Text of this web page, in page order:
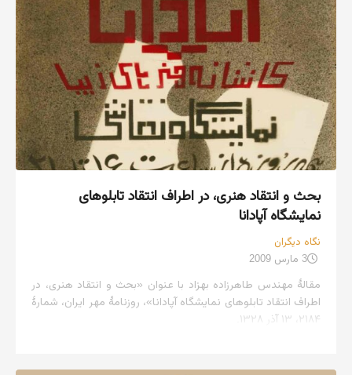
بحث و انتقاد هنری، در اطراف انتقاد تابلوهای
نمایشگاه آپادانا
نگاه دیگران
3 مارس 2009
مقالهٔ مهندس طاهرزاده بهزاد با عنوان «بحث و انتقاد هنری، در
اطراف انتقاد تابلوهای نمایشگاه آپادانا»، روزنامهٔ مهر ایران، شمارهٔ
۲۱۸۴، ۱۳ آذر ۱۳۲۸.